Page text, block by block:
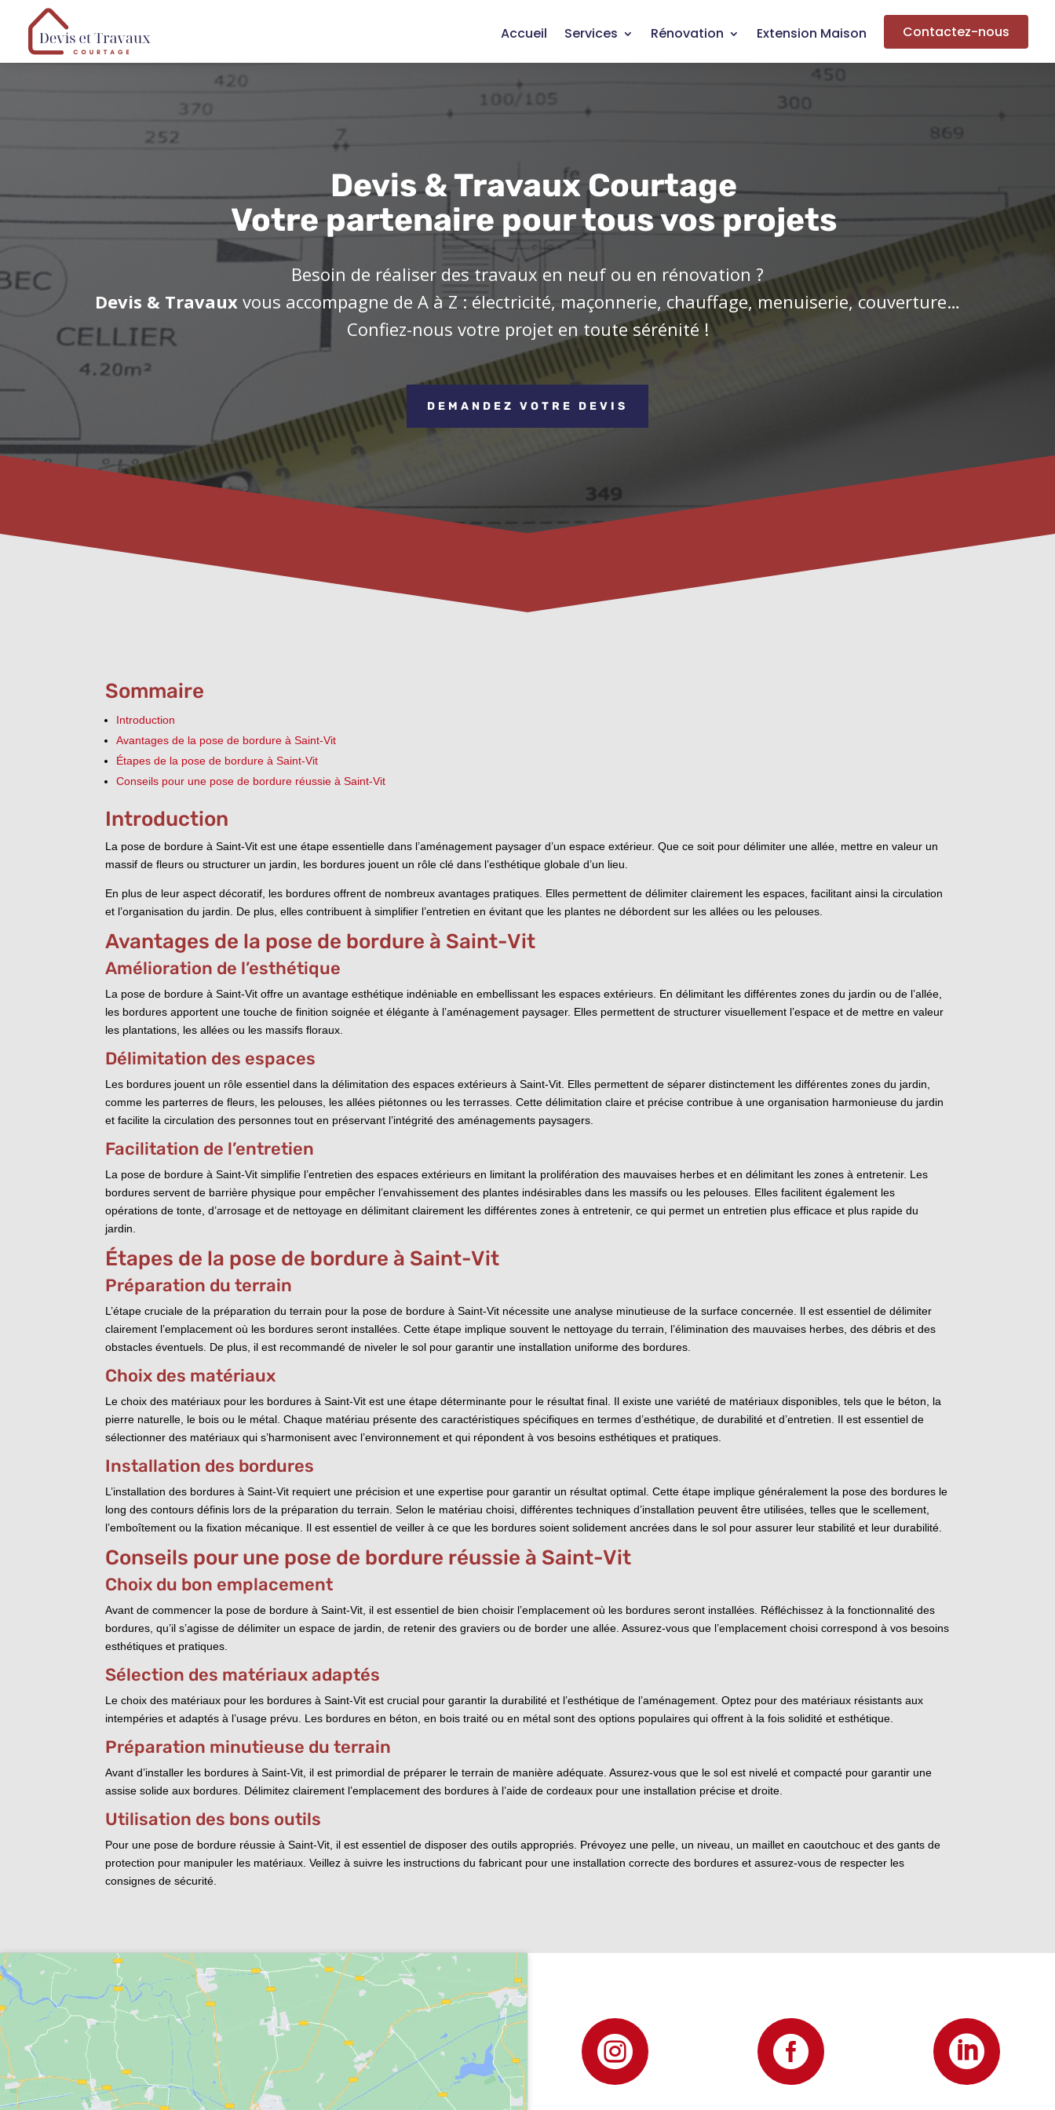
Accueil Services Rénovation Extension Maison Contactez-nous
Devis & Travaux Courtage
Votre partenaire pour tous vos projets
Besoin de réaliser des travaux en neuf ou en rénovation ?
Devis & Travaux vous accompagne de A à Z : électricité, maçonnerie, chauffage, menuiserie, couverture…
Confiez-nous votre projet en toute sérénité !
DEMANDEZ VOTRE DEVIS
Sommaire
Introduction
Avantages de la pose de bordure à Saint-Vit
Étapes de la pose de bordure à Saint-Vit
Conseils pour une pose de bordure réussie à Saint-Vit
Introduction
La pose de bordure à Saint-Vit est une étape essentielle dans l’aménagement paysager d’un espace extérieur. Que ce soit pour délimiter une allée, mettre en valeur un
massif de fleurs ou structurer un jardin, les bordures jouent un rôle clé dans l’esthétique globale d’un lieu.
En plus de leur aspect décoratif, les bordures offrent de nombreux avantages pratiques. Elles permettent de délimiter clairement les espaces, facilitant ainsi la circulation
et l’organisation du jardin. De plus, elles contribuent à simplifier l’entretien en évitant que les plantes ne débordent sur les allées ou les pelouses.
Avantages de la pose de bordure à Saint-Vit
Amélioration de l’esthétique
La pose de bordure à Saint-Vit offre un avantage esthétique indéniable en embellissant les espaces extérieurs. En délimitant les différentes zones du jardin ou de l’allée,
les bordures apportent une touche de finition soignée et élégante à l’aménagement paysager. Elles permettent de structurer visuellement l’espace et de mettre en valeur
les plantations, les allées ou les massifs floraux.
Délimitation des espaces
Les bordures jouent un rôle essentiel dans la délimitation des espaces extérieurs à Saint-Vit. Elles permettent de séparer distinctement les différentes zones du jardin,
comme les parterres de fleurs, les pelouses, les allées piétonnes ou les terrasses. Cette délimitation claire et précise contribue à une organisation harmonieuse du jardin
et facilite la circulation des personnes tout en préservant l’intégrité des aménagements paysagers.
Facilitation de l’entretien
La pose de bordure à Saint-Vit simplifie l’entretien des espaces extérieurs en limitant la prolifération des mauvaises herbes et en délimitant les zones à entretenir. Les
bordures servent de barrière physique pour empêcher l’envahissement des plantes indésirables dans les massifs ou les pelouses. Elles facilitent également les
opérations de tonte, d’arrosage et de nettoyage en délimitant clairement les différentes zones à entretenir, ce qui permet un entretien plus efficace et plus rapide du
jardin.
Étapes de la pose de bordure à Saint-Vit
Préparation du terrain
L’étape cruciale de la préparation du terrain pour la pose de bordure à Saint-Vit nécessite une analyse minutieuse de la surface concernée. Il est essentiel de délimiter
clairement l’emplacement où les bordures seront installées. Cette étape implique souvent le nettoyage du terrain, l’élimination des mauvaises herbes, des débris et des
obstacles éventuels. De plus, il est recommandé de niveler le sol pour garantir une installation uniforme des bordures.
Choix des matériaux
Le choix des matériaux pour les bordures à Saint-Vit est une étape déterminante pour le résultat final. Il existe une variété de matériaux disponibles, tels que le béton, la
pierre naturelle, le bois ou le métal. Chaque matériau présente des caractéristiques spécifiques en termes d’esthétique, de durabilité et d’entretien. Il est essentiel de
sélectionner des matériaux qui s’harmonisent avec l’environnement et qui répondent à vos besoins esthétiques et pratiques.
Installation des bordures
L’installation des bordures à Saint-Vit requiert une précision et une expertise pour garantir un résultat optimal. Cette étape implique généralement la pose des bordures le
long des contours définis lors de la préparation du terrain. Selon le matériau choisi, différentes techniques d’installation peuvent être utilisées, telles que le scellement,
l’emboîtement ou la fixation mécanique. Il est essentiel de veiller à ce que les bordures soient solidement ancrées dans le sol pour assurer leur stabilité et leur durabilité.
Conseils pour une pose de bordure réussie à Saint-Vit
Choix du bon emplacement
Avant de commencer la pose de bordure à Saint-Vit, il est essentiel de bien choisir l’emplacement où les bordures seront installées. Réfléchissez à la fonctionnalité des
bordures, qu’il s’agisse de délimiter un espace de jardin, de retenir des graviers ou de border une allée. Assurez-vous que l’emplacement choisi correspond à vos besoins
esthétiques et pratiques.
Sélection des matériaux adaptés
Le choix des matériaux pour les bordures à Saint-Vit est crucial pour garantir la durabilité et l’esthétique de l’aménagement. Optez pour des matériaux résistants aux
intempéries et adaptés à l’usage prévu. Les bordures en béton, en bois traité ou en métal sont des options populaires qui offrent à la fois solidité et esthétique.
Préparation minutieuse du terrain
Avant d’installer les bordures à Saint-Vit, il est primordial de préparer le terrain de manière adéquate. Assurez-vous que le sol est nivelé et compacté pour garantir une
assise solide aux bordures. Délimitez clairement l’emplacement des bordures à l’aide de cordeaux pour une installation précise et droite.
Utilisation des bons outils
Pour une pose de bordure réussie à Saint-Vit, il est essentiel de disposer des outils appropriés. Prévoyez une pelle, un niveau, un maillet en caoutchouc et des gants de
protection pour manipuler les matériaux. Veillez à suivre les instructions du fabricant pour une installation correcte des bordures et assurez-vous de respecter les
consignes de sécurité.
  